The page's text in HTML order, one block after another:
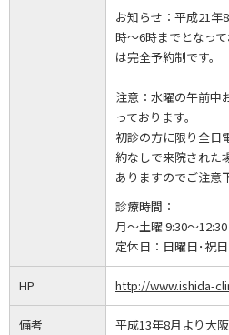
お知らせ：平成21年
時～6時までとなっ
は完全予約制です。
注意：水曜の午前中
っております。
初診の方に限り全日
約なしで来院された
ありますのでご注意
診療時間：
月～土曜 9:30～
定休日： 日曜日･祝日
HP http://www.ishida-
備考
平成13年8月より大